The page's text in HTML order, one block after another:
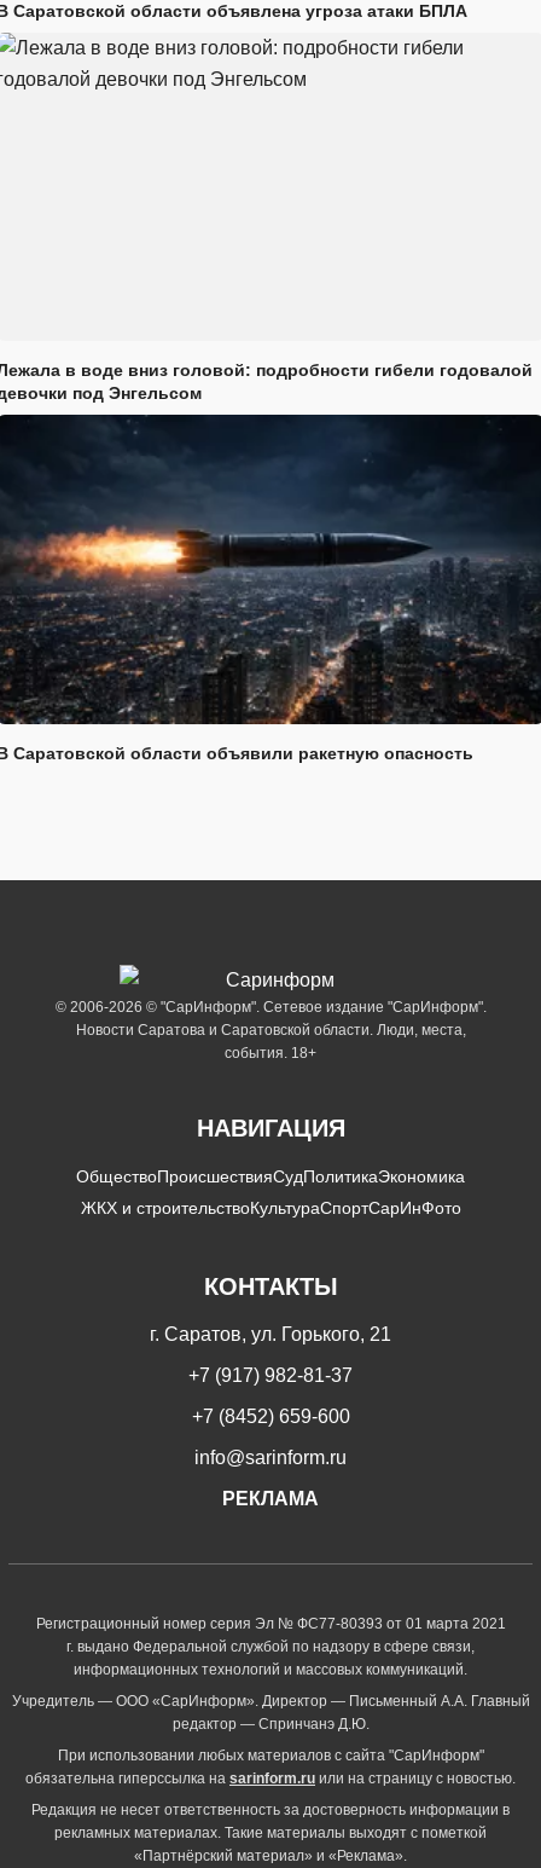
Саратовской области объявлена угроза атаки БПЛА
в воде вниз головой: подробности гибели годовалой
под Энгельсом
Саратовской области объявили ракетную опасность
© 2006-2026 © "СарИнформ". Сетевое издание "СарИнформ".
Новости Саратова и Саратовской области. Люди, места,
события. 18+
НАВИГАЦИЯ
ОбществоПроисшествияСудПолитикаЭкономика
ЖКХ и строительствоКультураСпортСарИнФото
КОНТАКТЫ
г. Саратов, ул. Горького, 21
+7 (917) 982-81-37
+7 (8452) 659-600
info@sarinform.ru
РЕКЛАМА
Регистрационный номер серия Эл № ФС77-80393 от 01 марта 2021
г. выдано Федеральной службой по надзору в сфере связи,
информационных технологий и массовых коммуникаций.
Учредитель — ООО «СарИнформ». Директор — Письменный А.А. Главный
редактор — Спринчанэ Д.Ю.
При использовании любых материалов с сайта "СарИнформ"
обязательна гиперссылка на sarinform.ru или на страницу с новостью.
Редакция не несет ответственность за достоверность информации в
рекламных материалах. Такие материалы выходят с пометкой
«Партнёрский материал» и «Реклама».